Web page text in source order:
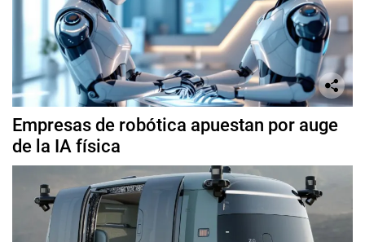
Empresas de robótica apuestan por auge
de la IA física